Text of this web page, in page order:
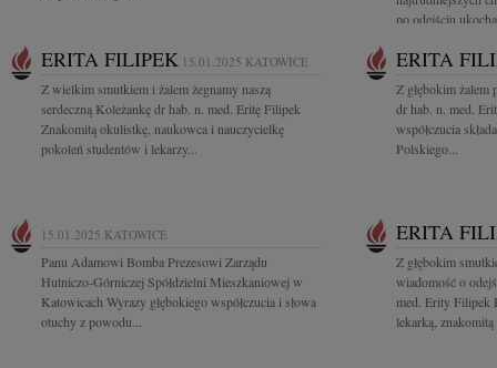
po odejściu
ERITA FILIPEK 15.01.2025 KATOWICE
Z wielkim smutkiem i żalem żegnamy naszą
serdeczną Koleżankę dr hab. n. med. Eritę Filipek
Znakomitą okulistkę, naukowca i nauczycielkę
pokoleń studentów i lekarzy...
ERITA
Z głębokim
dr hab. n. med.
współczucia
Polskiego...
15.01.2025 KATOWICE
Panu Adamowi Bomba Prezesowi Zarządu
Hutniczo-Górniczej Spółdzielni Mieszkaniowej w
Katowicach Wyrazy głębokiego współczucia i słowa
otuchy z powodu...
ERITA
Z głębokim
wiadomość o
med. Erity Filipek
lekarką,